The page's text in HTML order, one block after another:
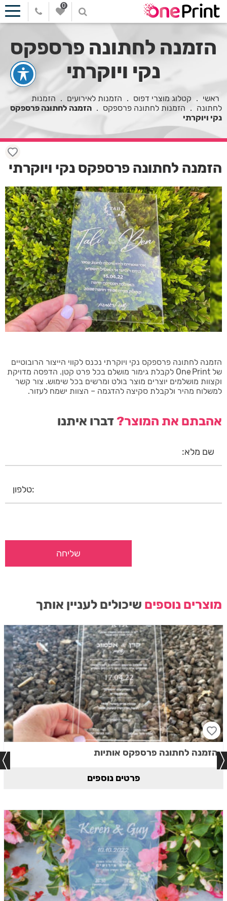
0
הזמנה לחתונה פרספקס
נקי ויוקרתי
ראשי . קטלוג מוצרי דפוס . הזמנות לאירועים . הזמנות
לחתונה . הזמנות לחתונה פרספקס . הזמנה לחתונה פרספקס
נקי ויוקרתי
הזמנה לחתונה פרספקס נקי ויוקרתי נכנס לקווי הייצור הרובוטיים
של One Print לקבלת גימור מושלם בכל פרט קטן. הדפסה מדויקת
וקצוות מושלמים יוצרים מוצר בולט ומרשים בכל שימוש. צור קשר
למשלוח מהיר ולקבלת סקיצה להדגמה – הצוות ישמח לעזור.
אהבתם את המוצר?דברו איתנו
הזמנה לחתונה פרספקס נקי ויוקרתי
מוצרים נוספים שיכולים לעניין אותך
הזמנה לחתונה פרספקס אותיות
פרטים נוספים